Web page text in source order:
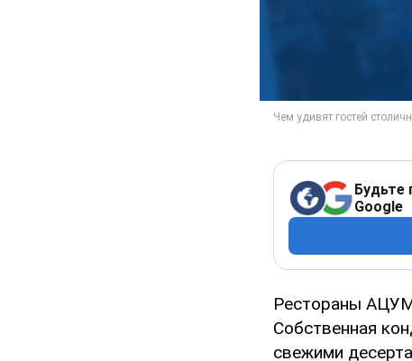
Будьте
Google
Рестораны
Собственная
свежими